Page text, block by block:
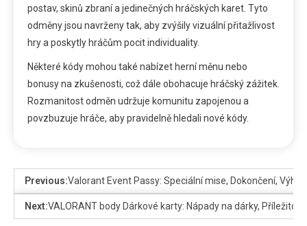
postav, skinů zbraní a jedinečných hráčských karet. Tyto
odměny jsou navrženy tak, aby zvýšily vizuální přitažlivost
hry a poskytly hráčům pocit individuality.
Některé kódy mohou také nabízet herní měnu nebo
bonusy na zkušenosti, což dále obohacuje hráčský zážitek.
Rozmanitost odměn udržuje komunitu zapojenou a
povzbuzuje hráče, aby pravidelně hledali nové kódy.
Previous:Valorant Event Passy: Speciální mise, Dokončení,
Next:VALORANT body Dárkové karty: Nápady na dárky,